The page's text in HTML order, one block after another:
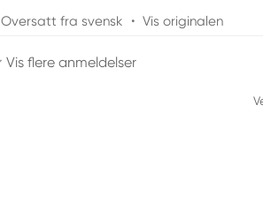
Oversatt fra svensk • Vis originalen
Vis flere anmeldelser